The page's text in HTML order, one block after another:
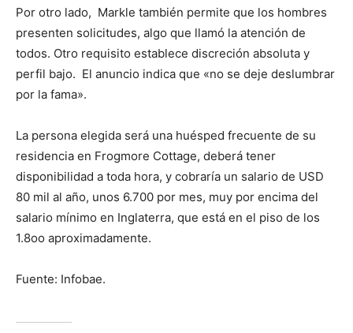
Por otro lado, Markle también permite que los hombres
presenten solicitudes, algo que llamó la atención de
todos. Otro requisito establece discreción absoluta y
perfil bajo. El anuncio indica que «no se deje deslumbrar
por la fama».
La persona elegida será una huésped frecuente de su
residencia en Frogmore Cottage, deberá tener
disponibilidad a toda hora, y cobraría un salario de USD
80 mil al año, unos 6.700 por mes, muy por encima del
salario mínimo en Inglaterra, que está en el piso de los
1.8oo aproximadamente.
Fuente: Infobae.